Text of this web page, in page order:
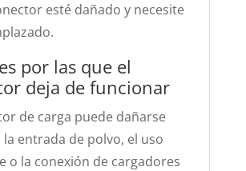
esté dañado y necesite
por las que el
deja de funcionar
de carga puede dañarse
la entrada de polvo, el uso
o la conexión de cargadores